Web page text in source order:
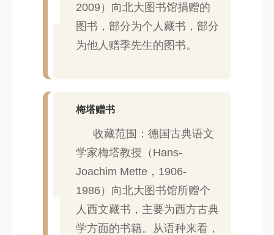
2009）向北大图书馆捐赠的
图书，部分为个人藏书，部分
为他人赠季先生的图书。
梅塔赠书
收藏范围：德国古典语文
学家梅塔教授（Hans-
Joachim Mette，1906-
1986）向北大图书馆所赠个
人西文藏书，主要为西方古典
学方面的书籍。从语种来看，